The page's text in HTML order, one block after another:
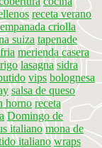
receta verano
empanada criolla
suiza tapenade
merienda casera
lasagna sidra
vips bolognesa
salsa de queso
horno receta
Domingo de
italiano mona de
italiano wraps